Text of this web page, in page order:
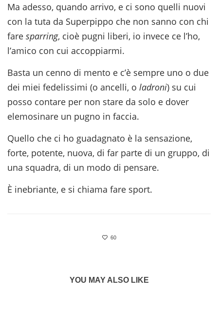
Ma adesso, quando arrivo, e ci sono quelli nuovi
con la tuta da Superpippo che non sanno con chi
fare sparring, cioè pugni liberi, io invece ce l’ho,
l’amico con cui accoppiarmi.
Basta un cenno di mento e c’è sempre uno o due
dei miei fedelissimi (o ancelli, o ladroni) su cui
posso contare per non stare da solo e dover
elemosinare un pugno in faccia.
Quello che ci ho guadagnato è la sensazione,
forte, potente, nuova, di far parte di un gruppo, di
una squadra, di un modo di pensare.
È inebriante, e si chiama fare sport.
60
YOU MAY ALSO LIKE